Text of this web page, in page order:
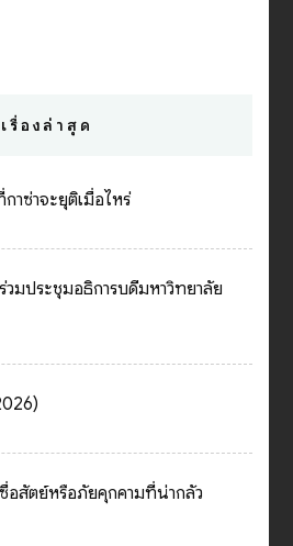
เรื่องล่าสุด
าซ่าจะยุติเมื่อไหร่
มประชุมอธิการบดีมหาวิทยาลัย
อสัตย์หรือภัยคุกคามที่น่ากลัว